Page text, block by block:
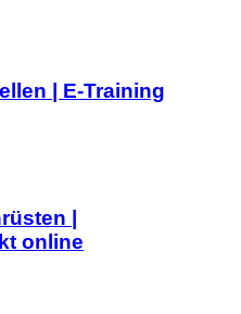
| E-Training
|
online